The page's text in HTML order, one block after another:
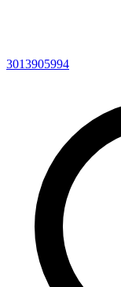
3013905994